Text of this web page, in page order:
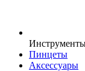
Пинцеты
Аксессуары